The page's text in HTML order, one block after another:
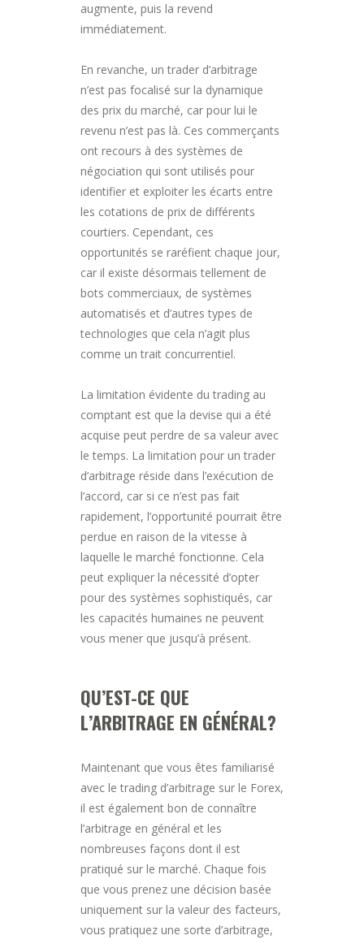
augmente, puis la revend
immédiatement.
En revanche, un trader d’arbitrage
n’est pas focalisé sur la dynamique
des prix du marché, car pour lui le
revenu n’est pas là. Ces commerçants
ont recours à des systèmes de
négociation qui sont utilisés pour
identifier et exploiter les écarts entre
les cotations de prix de différents
courtiers. Cependant, ces
opportunités se raréfient chaque jour,
car il existe désormais tellement de
bots commerciaux, de systèmes
automatisés et d’autres types de
technologies que cela n’agit plus
comme un trait concurrentiel.
La limitation évidente du trading au
comptant est que la devise qui a été
acquise peut perdre de sa valeur avec
le temps. La limitation pour un trader
d’arbitrage réside dans l’exécution de
l’accord, car si ce n’est pas fait
rapidement, l’opportunité pourrait être
perdue en raison de la vitesse à
laquelle le marché fonctionne. Cela
peut expliquer la nécessité d’opter
pour des systèmes sophistiqués, car
les capacités humaines ne peuvent
vous mener que jusqu’à présent.
QU’EST-CE QUE
L’ARBITRAGE EN GÉNÉRAL?
Maintenant que vous êtes familiarisé
avec le trading d’arbitrage sur le Forex,
il est également bon de connaître
l’arbitrage en général et les
nombreuses façons dont il est
pratiqué sur le marché. Chaque fois
que vous prenez une décision basée
uniquement sur la valeur des facteurs,
vous pratiquez une sorte d’arbitrage,